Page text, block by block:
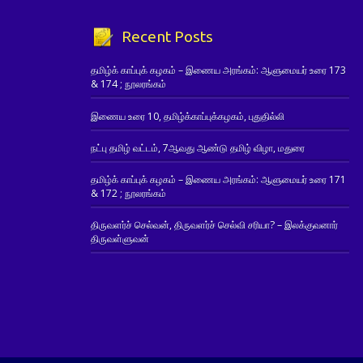
Recent Posts
தமிழ்க் காப்புக் கழகம் – இணைய அரங்கம்: ஆளுமையர் உரை 173
& 174 ; நூலரங்கம்
இணைய உரை 10, தமிழ்க்காப்புக்கழகம், புதுதில்லி
நட்பு தமிழ் வட்டம், 7ஆவது ஆண்டு தமிழ் விழா, மதுரை
தமிழ்க் காப்புக் கழகம் – இணைய அரங்கம்: ஆளுமையர் உரை 171
& 172 ; நூலரங்கம்
திருவளர்ச் செல்வன், திருவளர்ச் செல்வி சரியா? – இலக்குவனார்
திருவள்ளுவன்